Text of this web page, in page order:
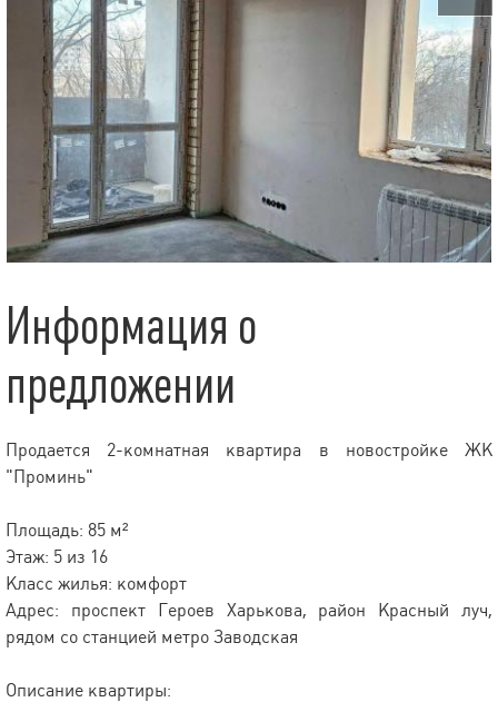
Информация о
предложении
Продается 2-комнатная квартира в новостройке ЖК
"Проминь"
Площадь: 85 м²
Этаж: 5 из 16
Класс жилья: комфорт
Адрес: проспект Героев Харькова, район Красный луч,
рядом со станцией метро Заводская
Описание квартиры: